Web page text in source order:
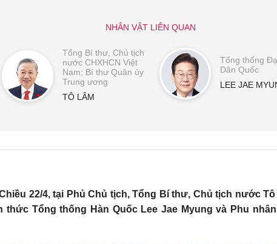
NHÂN VẬT LIÊN QUAN
Tổng Bí thư, Chủ tịch
nước CHXHCN Việt
Nam; Bí thư Quân ủy
Trung ương
TÔ LÂM
Tổng thống
Dân Quốc
LEE JAE
Chiều 22/4, tại Phủ Chủ tịch, Tổng Bí thư, Chủ tịch nước
thức Tổng thống Hàn Quốc Lee Jae Myung và Phu